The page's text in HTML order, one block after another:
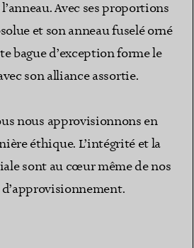
Avec ses proportions
et son anneau fuselé orné
bague d’exception forme le
son alliance assortie.
nous approvisionnons en
éthique. L’intégrité et la
sont au cœur même de nos